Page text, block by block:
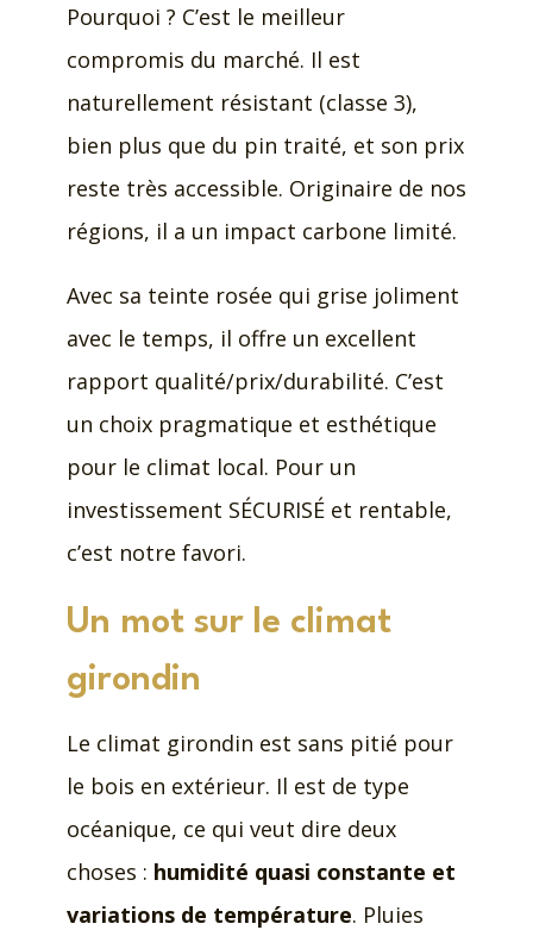
Pourquoi ? C’est le meilleur
compromis du marché. Il est
naturellement résistant (classe 3),
bien plus que du pin traité, et son prix
reste très accessible. Originaire de nos
régions, il a un impact carbone limité.
Avec sa teinte rosée qui grise joliment
avec le temps, il offre un excellent
rapport qualité/prix/durabilité. C’est
un choix pragmatique et esthétique
pour le climat local. Pour un
investissement SÉCURISÉ et rentable,
c’est notre favori.
Un mot sur le climat
girondin
Le climat girondin est sans pitié pour
le bois en extérieur. Il est de type
océanique, ce qui veut dire deux
choses : humidité quasi constante et
variations de température. Pluies